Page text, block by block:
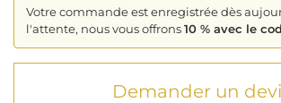
Votre commande est enregistrée dès
l'attente, nous vous offrons10 % avec le
Demander un